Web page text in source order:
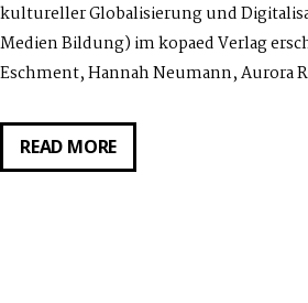
kultureller Globalisierung und
Medien Bildung) im kopaed Verlag
Eschment, Hannah Neumann, Aurora
READ MOREPUBLIKATION:
ARTS